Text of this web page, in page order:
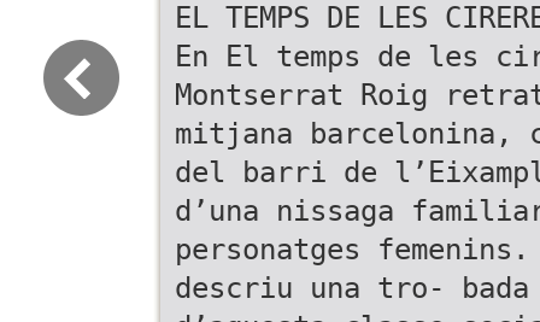
EL TEMPS DE LES
En El temps de les
Montserrat Roig
mitjana barcelonina,
del barri de
d’una nissaga
personatges
descriu una tro- bada